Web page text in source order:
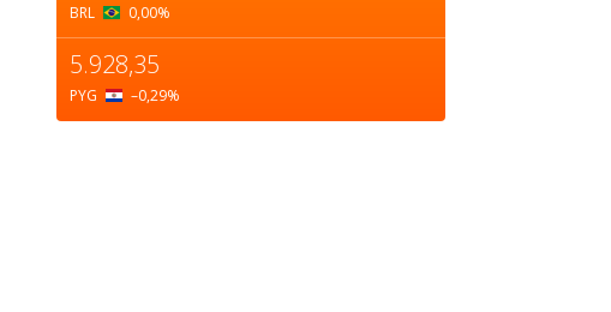
BRL 0,00%
5.928,35
PYG –0,29%